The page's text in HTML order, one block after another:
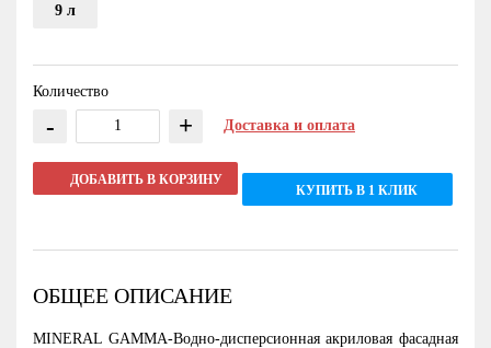
9 л
Количество
- + Доставка и оплата
ДОБАВИТЬ В КОРЗИНУ
КУПИТЬ В 1 КЛИК
ОБЩЕЕ ОПИСАНИЕ
MINERAL GAMMA-Водно-дисперсионная акриловая фасадная